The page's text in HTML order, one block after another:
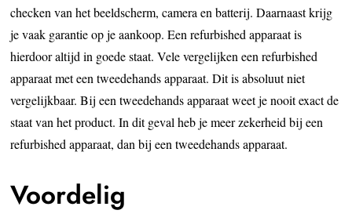
checken van het beeldscherm, camera en batterij. Daarnaast krijg
je vaak garantie op je aankoop. Een refurbished apparaat is
hierdoor altijd in goede staat. Vele vergelijken een refurbished
apparaat met een tweedehands apparaat. Dit is absoluut niet
vergelijkbaar. Bij een tweedehands apparaat weet je nooit exact de
staat van het product. In dit geval heb je meer zekerheid bij een
refurbished apparaat, dan bij een tweedehands apparaat.
Voordelig